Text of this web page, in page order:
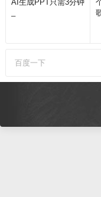
百度一下